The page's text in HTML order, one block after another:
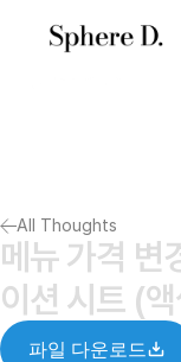
All Thoughts
메뉴 가격 변
이션 시트 (
파일 다운로드